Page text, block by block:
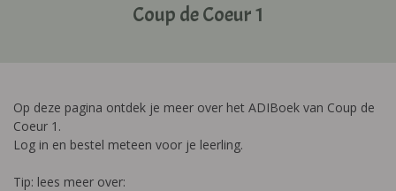
Coup de Coeur 1
Op deze pagina ontdek je meer over het ADIBoek van Coup de
Coeur 1.
Log in en bestel meteen voor je leerling.
Tip: lees meer over: